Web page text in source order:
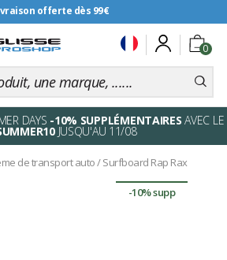
offerte dès 99€
0
DAYS -10% SUPPLÉMENTAIRES AVEC LE
JUSQU'AU 11/08
de transport auto/Surfboard Rap Rax
-10% supp